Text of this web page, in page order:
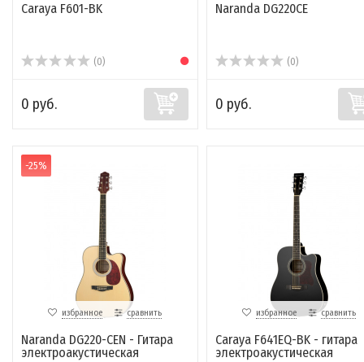
Caraya F601-BK
(0)
0 руб.
Naranda DG220CE
(0)
0 руб.
-25%
избранное сравнить
Naranda DG220-CEN - Гитара
электроакустическая
избранное сравнить
Caraya F641EQ-BK - гитара
электроакустическая